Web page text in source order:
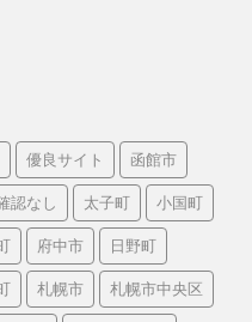
優良サイト 函館市
認なし 太子町 小国町
府中市 日野町
札幌市 札幌市中央区